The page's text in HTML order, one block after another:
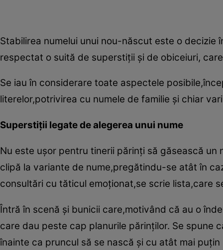
Stabilirea numelui unui nou-născut este o
respectat o suită de superstiţii şi de obiceiuri,
Se iau în considerare toate aspectele
literelor,potrivirea cu numele de familie şi chiar
Superstiţii legate de alegerea unui nume
Nu este uşor pentru tinerii părinţi să găsească
clipă la variante de nume,pregătin­du-se atât în
consultări cu tăticul emoţio­nat,se scrie lista,care
Întră în scenă şi bunicii care,motivând că au o
care dau peste cap planurile părinţilor. Se spune
înainte ca pruncul să se nască şi cu atât mai